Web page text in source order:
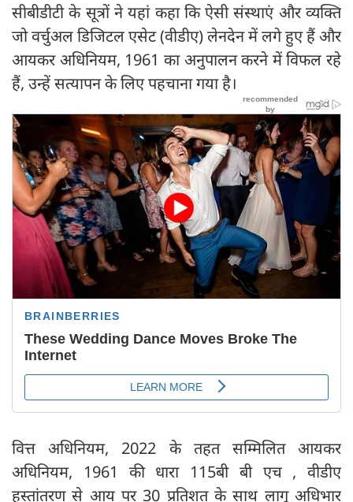
सीबीडीटी के सूत्रों ने यहां कहा कि ऐसी संस्थाएं और व्यक्ति
जो वर्चुअल डिजिटल एसेट (वीडीए) लेनदेन में लगे हुए हैं और
आयकर अधिनियम, 1961 का अनुपालन करने में विफल रहे
हैं, उन्हें सत्यापन के लिए पहचाना गया है।
वित्त अधिनियम, 2022 के तहत सम्मिलित आयकर
अधिनियम, 1961 की धारा 115बी बी एच , वीडीए
हस्तांतरण से आय पर 30 प्रतिशत के साथ लागू अधिभार